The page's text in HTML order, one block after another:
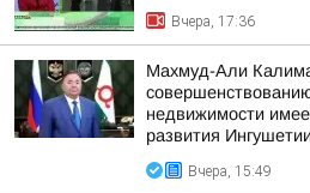
Вчера, 17:36
Махмуд-Али
недвижимости
развития
Вчера, 15:49